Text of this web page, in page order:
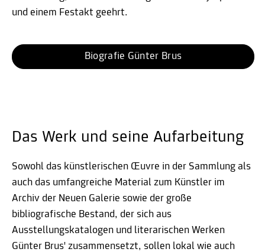
und einem Festakt geehrt.
Biografie Günter Brus
Das Werk und seine Aufarbeitung
Sowohl das künstlerischen Œuvre in der Sammlung als
auch das umfangreiche Material zum Künstler im
Archiv der Neuen Galerie sowie der große
bibliografische Bestand, der sich aus
Ausstellungskatalogen und literarischen Werken
Günter Brus' zusammensetzt, sollen lokal wie auch